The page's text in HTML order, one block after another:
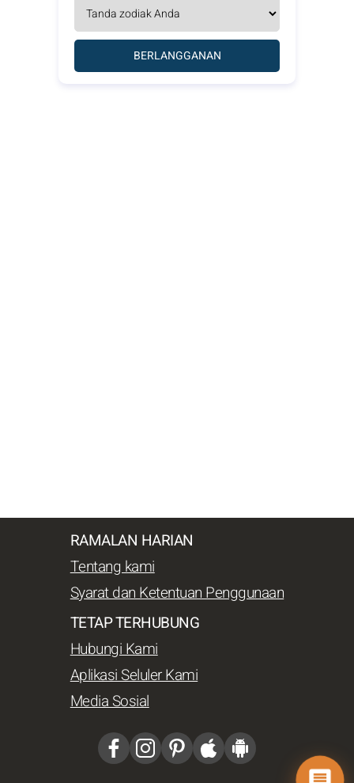
BERLANGGANAN
RAMALAN HARIAN
Tentang kami
Syarat dan Ketentuan Penggunaan
TETAP TERHUBUNG
Hubungi Kami
Aplikasi Seluler Kami
Media Sosial